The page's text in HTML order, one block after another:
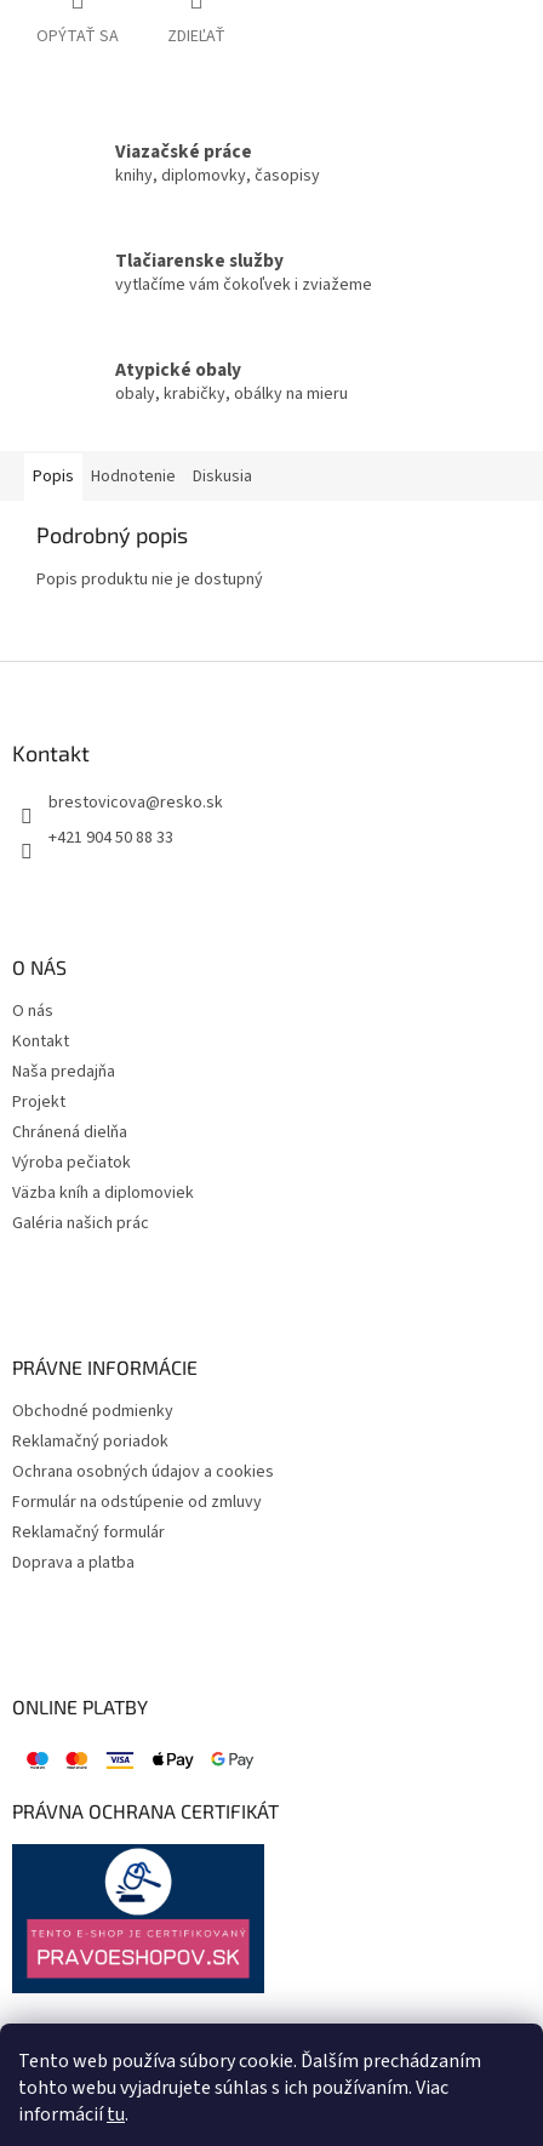
Tento web používa súbory cookie. Ďalším prechádzaním
tohto webu vyjadrujete súhlas s ich používaním. Viac
informáciítu.
OPÝTAŤ SA ZDIEĽAŤ
Viazačské práce
knihy, diplomovky, časopisy
Tlačiarenske služby
vytlačíme vám čokoľvek i zviažeme
Atypické obaly
obaly, krabičky, obálky na mieru
Popis Hodnotenie Diskusia
Podrobný popis
Popis produktu nie je dostupný
Kontakt
brestovicova@resko.sk
+421 904 50 88 33
O NÁS
O nás
Kontakt
Naša predajňa
Projekt
Chránená dielňa
Výroba pečiatok
Väzba kníh a diplomoviek
Galéria našich prác
PRÁVNE INFORMÁCIE
Obchodné podmienky
Reklamačný poriadok
Ochrana osobných údajov a cookies
Formulár na odstúpenie od zmluvy
Reklamačný formulár
Doprava a platba
ONLINE PLATBY
PRÁVNA OCHRANA CERTIFIKÁT